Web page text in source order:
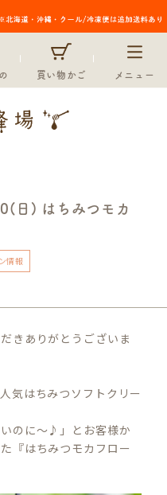
買い物かご メニュー
日) はちみつモカ
情報
きありがとうございま
気はちみつソフトクリー
いのに～♪」とお客様か
『はちみつモカフロー